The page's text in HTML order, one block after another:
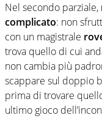
Nel secondo parziale,
complicato: non
con un magistrale
trova quello di cui
non cambia più
scappare sul doppio
prima di trovare
ultimo gioco